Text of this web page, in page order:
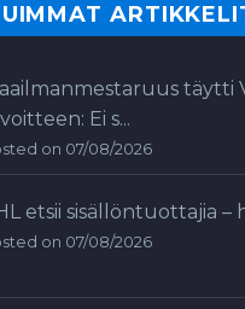
täytti
Ei s...
on 07/08/2026
etsii sisällöntuottajia –
on 07/08/2026